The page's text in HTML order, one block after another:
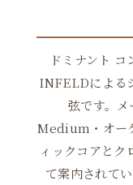
ドミナント
INFELDによる
弦です。メ
Medium・オー
ィックコアとク
て案内されて